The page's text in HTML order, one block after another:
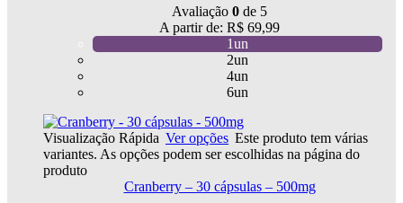
Avaliação 0 de 5
A partir de: R$ 69,99
1un
2un
4un
6un
Visualização Rápida Ver opções Este produto tem várias
variantes. As opções podem ser escolhidas na página do
produto
Cranberry – 30 cápsulas – 500mg